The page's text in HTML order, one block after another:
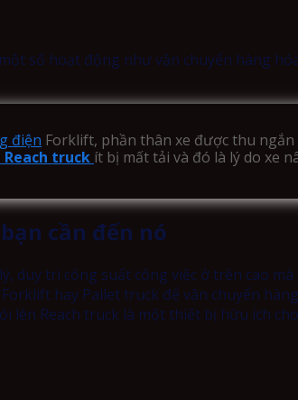
số hoạt động như vận chuyển hàng
điện Forklift, phần thân xe được thu
truck ít bị mất tải và đó là lý do xe
bạn cần đến nó
duy trì công suất công việc ở trên cao
hay Pallet truck để vận chuyển
lên Reach truck là một thiết bị hữu ích